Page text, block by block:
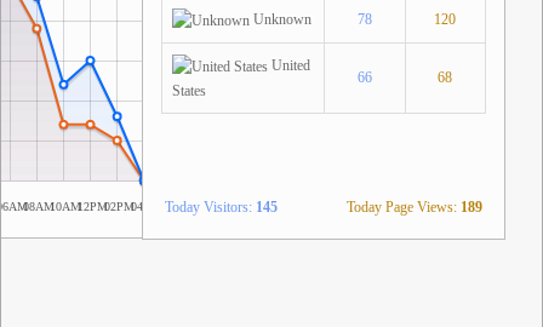
08AM10AM12PM02PM04PM 06PM08PM10PM
Unknown 78 120
United
States
66 68
Today Visitors: 145 Today Page Views: 189